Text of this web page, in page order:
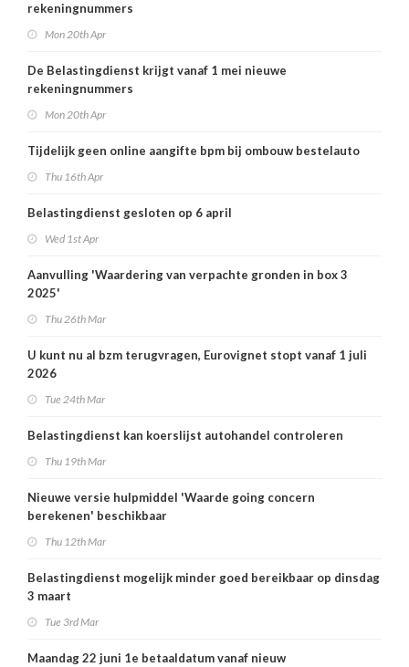
rekeningnummers
Mon 20th Apr
De Belastingdienst krijgt vanaf 1 mei nieuwe
rekeningnummers
Mon 20th Apr
Tijdelijk geen online aangifte bpm bij ombouw bestelauto
Thu 16th Apr
Belastingdienst gesloten op 6 april
Wed 1st Apr
Aanvulling 'Waardering van verpachte gronden in box 3
2025'
Thu 26th Mar
U kunt nu al bzm terugvragen, Eurovignet stopt vanaf 1 juli
2026
Tue 24th Mar
Belastingdienst kan koerslijst autohandel controleren
Thu 19th Mar
Nieuwe versie hulpmiddel 'Waarde going concern
berekenen' beschikbaar
Thu 12th Mar
Belastingdienst mogelijk minder goed bereikbaar op dinsdag
3 maart
Tue 3rd Mar
Maandag 22 juni 1e betaaldatum vanaf nieuw